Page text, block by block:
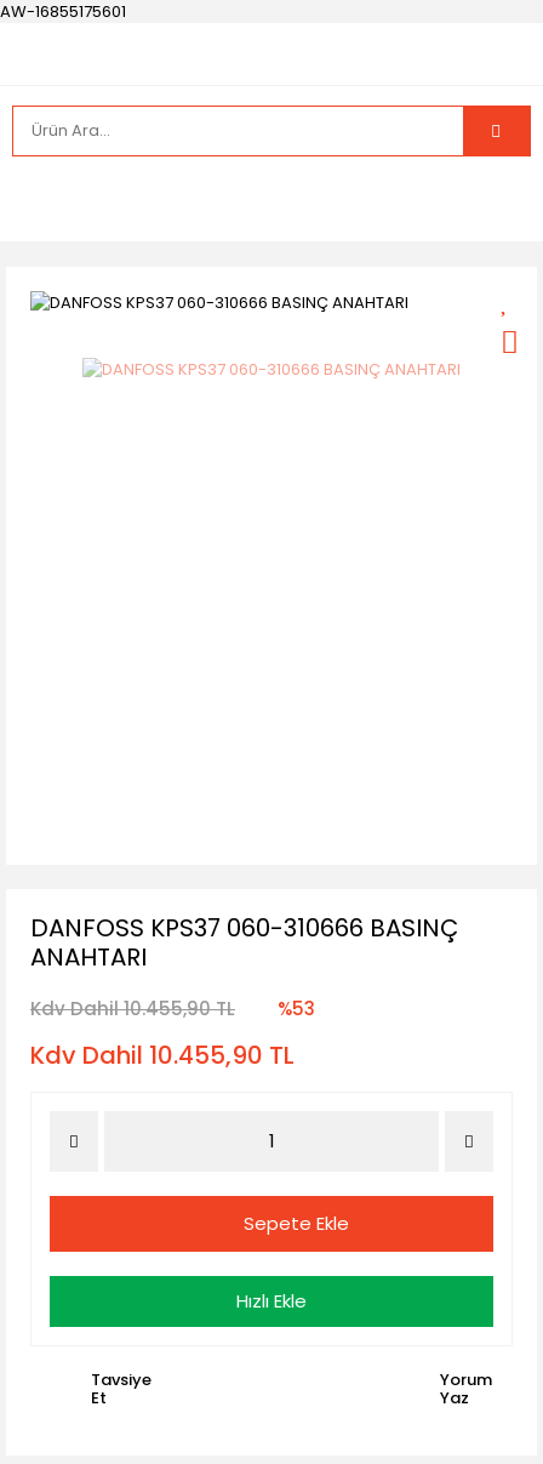
AW-16855175601
DANFOSS KPS37 060-310666 BASINÇ
ANAHTARI
Kdv Dahil 10.455,90 TL %53
Kdv Dahil 10.455,90 TL
Sepete Ekle
Hızlı Ekle
Tavsiye
Et
Yorum
Yaz